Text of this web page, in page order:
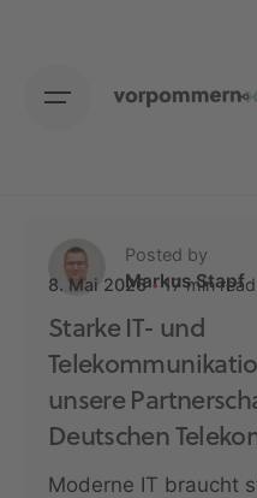
Posted by
Markus Stapf
8. Mai 2026 17 min read
Starke IT- und
unsere
Deutschen
Moderne IT braucht